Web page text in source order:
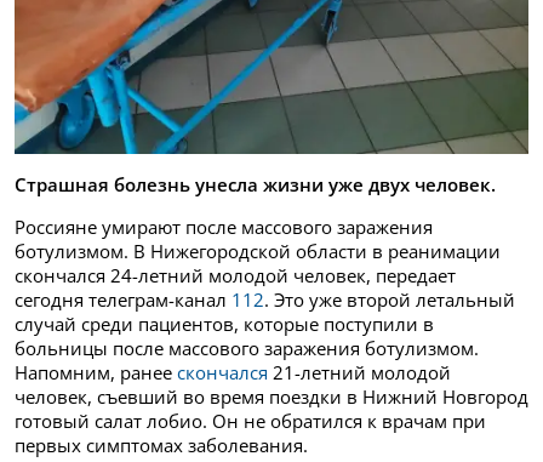
Страшная болезнь унесла жизни уже двух человек.
Россияне умирают после массового заражения
ботулизмом. В Нижегородской области в реанимации
скончался 24-летний молодой человек, передает
сегодня телеграм-канал 112. Это уже второй летальный
случай среди пациентов, которые поступили в
больницы после массового заражения ботулизмом.
Напомним, ранее скончался 21-летний молодой
человек, съевший во время поездки в Нижний Новгород
готовый салат лобио. Он не обратился к врачам при
первых симптомах заболевания.